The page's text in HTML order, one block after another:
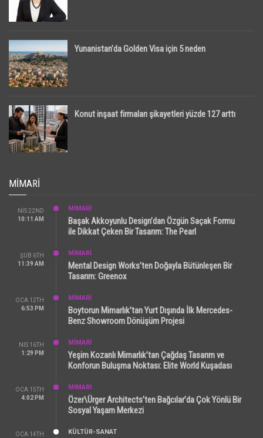
Yunanistan’da Golden Visa için 5 neden
Konut inşaat firmaları şikayetleri yüzde 127 arttı
MIMARI
NIS 22ND
10:11 AM
MİMARİ
Başak Akkoyunlu Design’dan Özgün Saçak Formu
ile Dikkat Çeken Bir Tasarım: The Pearl
ŞUB 6TH
11:39 AM
MİMARİ
Mental Design Works’ten Doğayla Bütünleşen Bir
Tasarım: Greenox
OCA 12TH
6:53 PM
MİMARİ
Boytorun Mimarlık’tan Yurt Dışında İlk Mercedes-
Benz Showroom Dönüşüm Projesi
NIS 16TH
1:29 PM
MİMARİ
Yeşim Kozanlı Mimarlık’tan Çağdaş Tasarım ve
Konforun Buluşma Noktası: Elite World Kuşadası
OCA 15TH
4:02 PM
MİMARİ
Özer\Ürger Architects’ten Bağcılar’da Çok Yönlü Bir
Sosyal Yaşam Merkezi
OCA 14TH
KÜLTÜR-SANAT